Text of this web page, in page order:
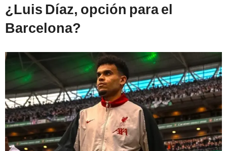
¿Luis Díaz, opción para el
Barcelona?